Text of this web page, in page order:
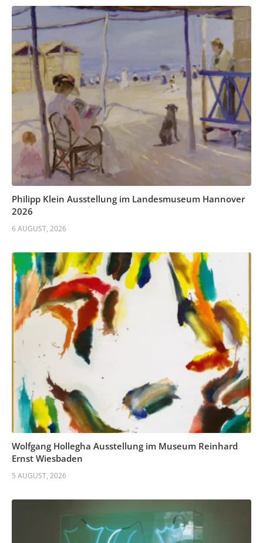
Philipp Klein Ausstellung im Landesmuseum Hannover
2026
6 AUGUST, 2026
Wolfgang Hollegha Ausstellung im Museum Reinhard
Ernst Wiesbaden
5 AUGUST, 2026